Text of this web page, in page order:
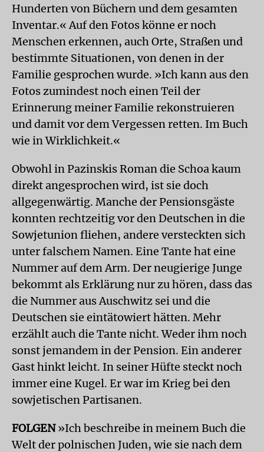
Hunderten von Büchern und dem gesamten
Inventar.« Auf den Fotos könne er noch
Menschen erkennen, auch Orte, Straßen und
bestimmte Situationen, von denen in der
Familie gesprochen wurde. »Ich kann aus den
Fotos zumindest noch einen Teil der
Erinnerung meiner Familie rekonstruieren
und damit vor dem Vergessen retten. Im Buch
wie in Wirklichkeit.«
Obwohl in Pazinskis Roman die Schoa kaum
direkt angesprochen wird, ist sie doch
allgegenwärtig. Manche der Pensionsgäste
konnten rechtzeitig vor den Deutschen in die
Sowjetunion fliehen, andere versteckten sich
unter falschem Namen. Eine Tante hat eine
Nummer auf dem Arm. Der neugierige Junge
bekommt als Erklärung nur zu hören, dass das
die Nummer aus Auschwitz sei und die
Deutschen sie eintätowiert hätten. Mehr
erzählt auch die Tante nicht. Weder ihm noch
sonst jemandem in der Pension. Ein anderer
Gast hinkt leicht. In seiner Hüfte steckt noch
immer eine Kugel. Er war im Krieg bei den
sowjetischen Partisanen.
FOLGEN»Ich beschreibe in meinem Buch die
Welt der polnischen Juden, wie sie nach dem